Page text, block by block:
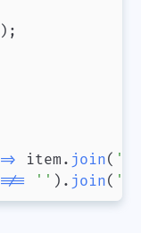
) ;
=> item . join( ''
!== '' ) . join(